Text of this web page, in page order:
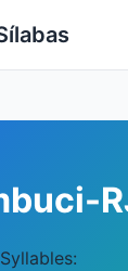
Syllables: